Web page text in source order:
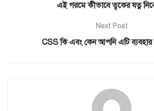
এই গরমে কীভাবে ত্বকের যত্ন
Next Post
CSS কি এবং কেন আপনি এটি